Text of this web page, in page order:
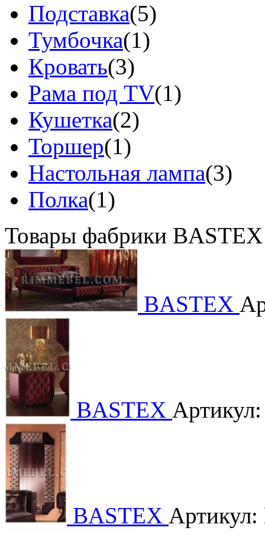
Подставка(5)
Тумбочка(1)
Кровать(3)
Рама под TV(1)
Кушетка(2)
Торшер(1)
Настольная лампа(3)
Полка(1)
Товары фабрики BASTEX
BASTEX
BASTEX
BASTEX Артикул: